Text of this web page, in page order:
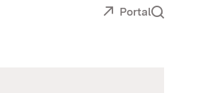
Portal